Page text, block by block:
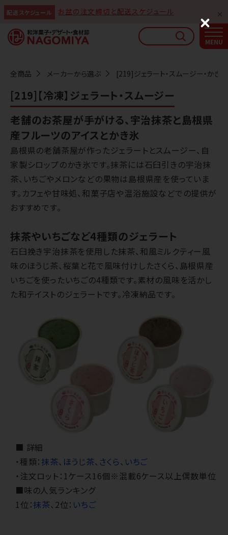
配送スケジュール お盆の注文締切と配送スケジュール
全商品 メーカーから選ぶ [219]ジェラート・スムージー・かき氷
[219]【冷凍】ジェラート・スムージー
老舗のお茶屋が手がける、宇治抹茶と島根県
産フルーツのアイスとかき氷
島根県の老舗茶屋が作ったジェラートとスムージー、自
家製シロップのかき氷です。抹茶には石臼引きの宇治抹
茶、いちごやメロンなどの果物は島根県産を使っていま
す。カフェや甘味処、和菓子店や温浴施設などでの提供が
おすすめです。
抹茶やいちごなど4種類のジェラート
石臼挽き宇治抹茶を使用した抹茶、和風ミルクティー風
味のほうじ茶、桜葉と花で風味付けしたさくら、島根県産
いちごを使ったいちごの4種類です。素材の風味を活かし
た和テイストのジェラートです。冷凍納品です。
■ 詳細
・種類： 抹茶、 ほうじ茶、 さくら、 いちご
・注文ロット：1ケース16個※混載6ケース以上偶数単位
■味の人気ランキング
1位：抹茶、2位： いちご
なごみやAIガイド
AIがなごみやの使い方をお答えします
C
l
o